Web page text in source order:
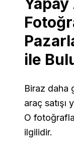
ile
Biraz daha
araç satışı
O
ilgilidir.